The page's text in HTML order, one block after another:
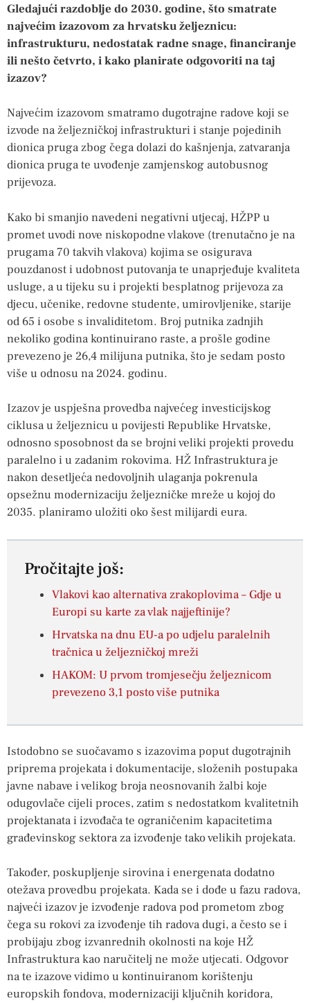
Gledajući razdoblje do 2030. godine, što smatrate
najvećim izazovom za hrvatsku željeznicu:
infrastrukturu, nedostatak radne snage, financiranje
ili nešto četvrto, i kako planirate odgovoriti na taj
izazov?
Najvećim izazovom smatramo dugotrajne radove koji se
izvode na željezničkoj infrastrukturi i stanje pojedinih
dionica pruga zbog čega dolazi do kašnjenja, zatvaranja
dionica pruga te uvođenje zamjenskog autobusnog
prijevoza.
Kako bi smanjio navedeni negativni utjecaj, HŽPP u
promet uvodi nove niskopodne vlakove (trenutačno je na
prugama 70 takvih vlakova) kojima se osigurava
pouzdanost i udobnost putovanja te unaprjeđuje kvaliteta
usluge, a u tijeku su i projekti besplatnog prijevoza za
djecu, učenike, redovne studente, umirovljenike, starije
od 65 i osobe s invaliditetom. Broj putnika zadnjih
nekoliko godina kontinuirano raste, a prošle godine
prevezeno je 26,4 milijuna putnika, što je sedam posto
više u odnosu na 2024. godinu.
Izazov je uspješna provedba najvećeg investicijskog
ciklusa u željeznicu u povijesti Republike Hrvatske,
odnosno sposobnost da se brojni veliki projekti provedu
paralelno i u zadanim rokovima. HŽ Infrastruktura je
nakon desetljeća nedovoljnih ulaganja pokrenula
opsežnu modernizaciju željezničke mreže u kojoj do
2035. planiramo uložiti oko šest milijardi eura.
Pročitajte još:
Vlakovi kao alternativa zrakoplovima – Gdje u
Europi su karte za vlak najjeftinije?
Hrvatska na dnu EU-a po udjelu paralelnih
tračnica u željezničkoj mreži
HAKOM: U prvom tromjesečju željeznicom
prevezeno 3,1 posto više putnika
Istodobno se suočavamo s izazovima poput dugotrajnih
priprema projekata i dokumentacije, složenih postupaka
javne nabave i velikog broja neosnovanih žalbi koje
odugovlače cijeli proces, zatim s nedostatkom kvalitetnih
projektanata i izvođača te ograničenim kapacitetima
građevinskog sektora za izvođenje tako velikih projekata.
Također, poskupljenje sirovina i energenata dodatno
otežava provedbu projekata. Kada se i dođe u fazu radova,
najveći izazov je izvođenje radova pod prometom zbog
čega su rokovi za izvođenje tih radova dugi, a često se i
probijaju zbog izvanrednih okolnosti na koje HŽ
Infrastruktura kao naručitelj ne može utjecati. Odgovor
na te izazove vidimo u kontinuiranom korištenju
europskih fondova, modernizaciji ključnih koridora,